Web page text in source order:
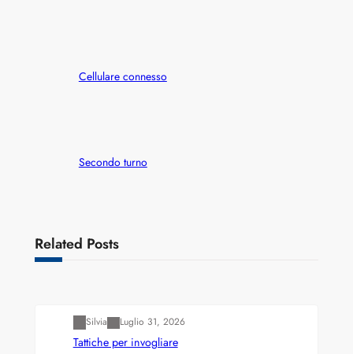
Cellulare connesso
Secondo turno
Related Posts
Silvia Luglio 31, 2026
Tattiche per invogliare